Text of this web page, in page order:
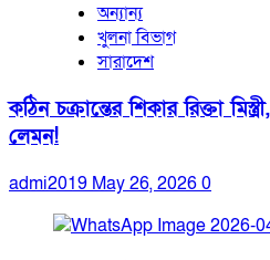
অন্যান্য
খুলনা বিভাগ
সারাদেশ
কঠিন চক্রান্তের শিকার রিক্তা
লেমন!
admi2019 May 26, 20260